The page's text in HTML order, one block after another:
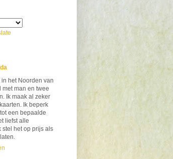
in het Noorden van
met man en twee
Ik maak al zeker
Ik beperk
een bepaalde
liefst alle
stel het op prijs als